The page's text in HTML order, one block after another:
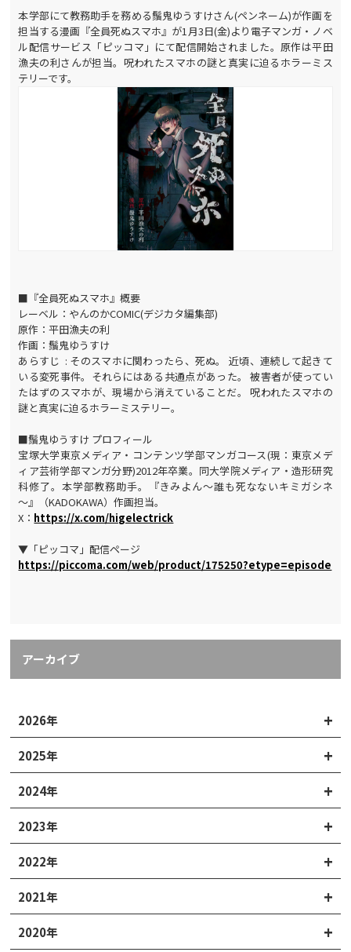
本学部にて教務助手を務める鬚鬼ゆうすけさん(ペンネーム)が作画を
担当する漫画『全員死ぬスマホ』が1月3日(金)より電子マンガ・ノベ
ル配信サービス「ピッコマ」にて配信開始されました。原作は平田
漁夫の利さんが担当。呪われたスマホの謎と真実に迫るホラーミス
テリーです。
■『全員死ぬスマホ』概要
レーベル：やんのかCOMIC(デジカタ編集部)
原作：平田漁夫の利
作画：鬚鬼ゆうすけ
あらすじ : そのスマホに関わったら、死ぬ。 近頃、連続して起きて
いる変死事件。それらにはある共通点があった。 被害者が使ってい
たはずのスマホが、現場から消えていることだ。 呪われたスマホの
謎と真実に迫るホラーミステリー。
■鬚鬼ゆうすけ プロフィール
宝塚大学東京メディア・コンテンツ学部マンガコース(現：東京メデ
ィア芸術学部マンガ分野)2012年卒業。同大学院メディア・造形研究
科修了。本学部教務助手。『きみよん～誰も死なないキミガシネ
～』（KADOKAWA）作画担当。
X： https://x.com/higelectrick
▼「ピッコマ」配信ページ
https://piccoma.com/web/product/175250?etype=episode
アーカイブ
2026年
2025年
2024年
2023年
2022年
2021年
2020年